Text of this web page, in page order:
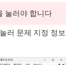
눌러야 합니다
러 문제 지정 정보